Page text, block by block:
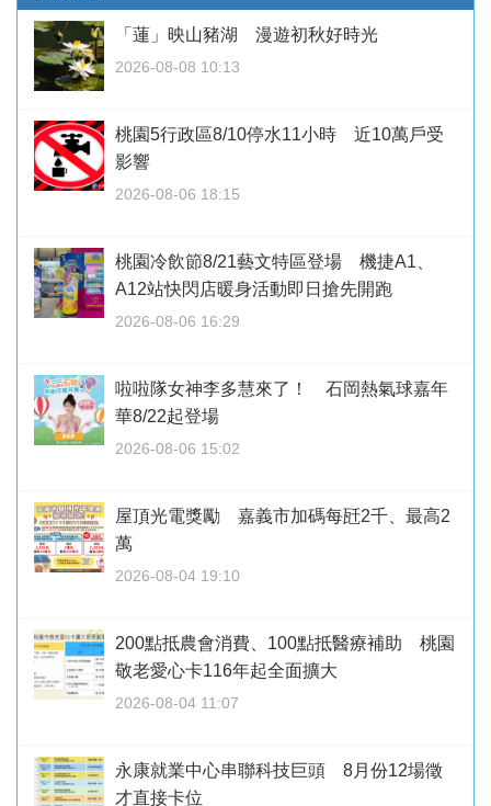
「蓮」映山豬湖 漫遊初秋好時光
2026-08-08 10:13
桃園5行政區8/10停水11小時 近10萬戶受
影響
2026-08-06 18:15
桃園冷飲節8/21藝文特區登場 機捷A1、
A12站快閃店暖身活動即日搶先開跑
2026-08-06 16:29
啦啦隊女神李多慧來了！ 石岡熱氣球嘉年
華8/22起登場
2026-08-06 15:02
屋頂光電獎勵 嘉義市加碼每瓩2千、最高2
萬
2026-08-04 19:10
200點抵農會消費、100點抵醫療補助 桃園
敬老愛心卡116年起全面擴大
2026-08-04 11:07
永康就業中心串聯科技巨頭 8月份12場徵
才直接卡位